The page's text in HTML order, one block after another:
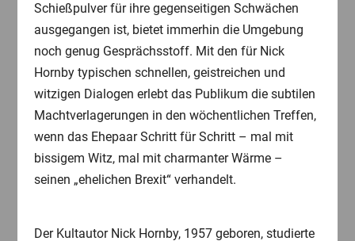
Schießpulver für ihre gegenseitigen Schwächen
ausgegangen ist, bietet immerhin die Umgebung
noch genug Gesprächsstoff. Mit den für Nick
Hornby typischen schnellen, geistreichen und
witzigen Dialogen erlebt das Publikum die subtilen
Machtverlagerungen in den wöchentlichen Treffen,
wenn das Ehepaar Schritt für Schritt – mal mit
bissigem Witz, mal mit charmanter Wärme –
seinen „ehelichen Brexit“ verhandelt.
Der Kultautor Nick Hornby, 1957 geboren, studierte